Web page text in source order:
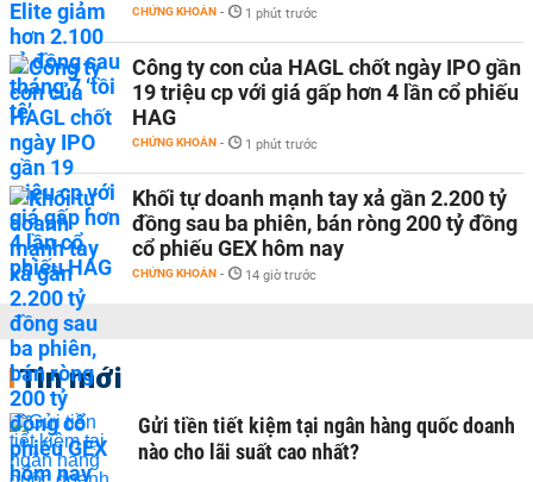
CHỨNG KHOÁN - 1 phút trước
Công ty con của HAGL chốt ngày IPO gần
19 triệu cp với giá gấp hơn 4 lần cổ phiếu
HAG
CHỨNG KHOÁN - 1 phút trước
Khối tự doanh mạnh tay xả gần 2.200 tỷ
đồng sau ba phiên, bán ròng 200 tỷ đồng
cổ phiếu GEX hôm nay
CHỨNG KHOÁN - 14 giờ trước
Tin mới
Gửi tiền tiết kiệm tại ngân hàng quốc doanh
nào cho lãi suất cao nhất?